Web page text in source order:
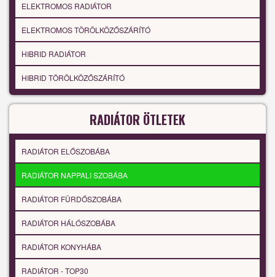
ELEKTROMOS RADIÁTOR
ELEKTROMOS TÖRÖLKÖZŐSZÁRÍTÓ
HIBRID RADIÁTOR
HIBRID TÖRÖLKÖZŐSZÁRÍTÓ
RADIÁTOR ÖTLETEK
RADIÁTOR ELŐSZOBÁBA
RADIÁTOR NAPPALI SZOBÁBA
RADIÁTOR FÜRDŐSZOBÁBA
RADIÁTOR HÁLÓSZOBÁBA
RADIÁTOR KONYHÁBA
RADIÁTOR - TOP30